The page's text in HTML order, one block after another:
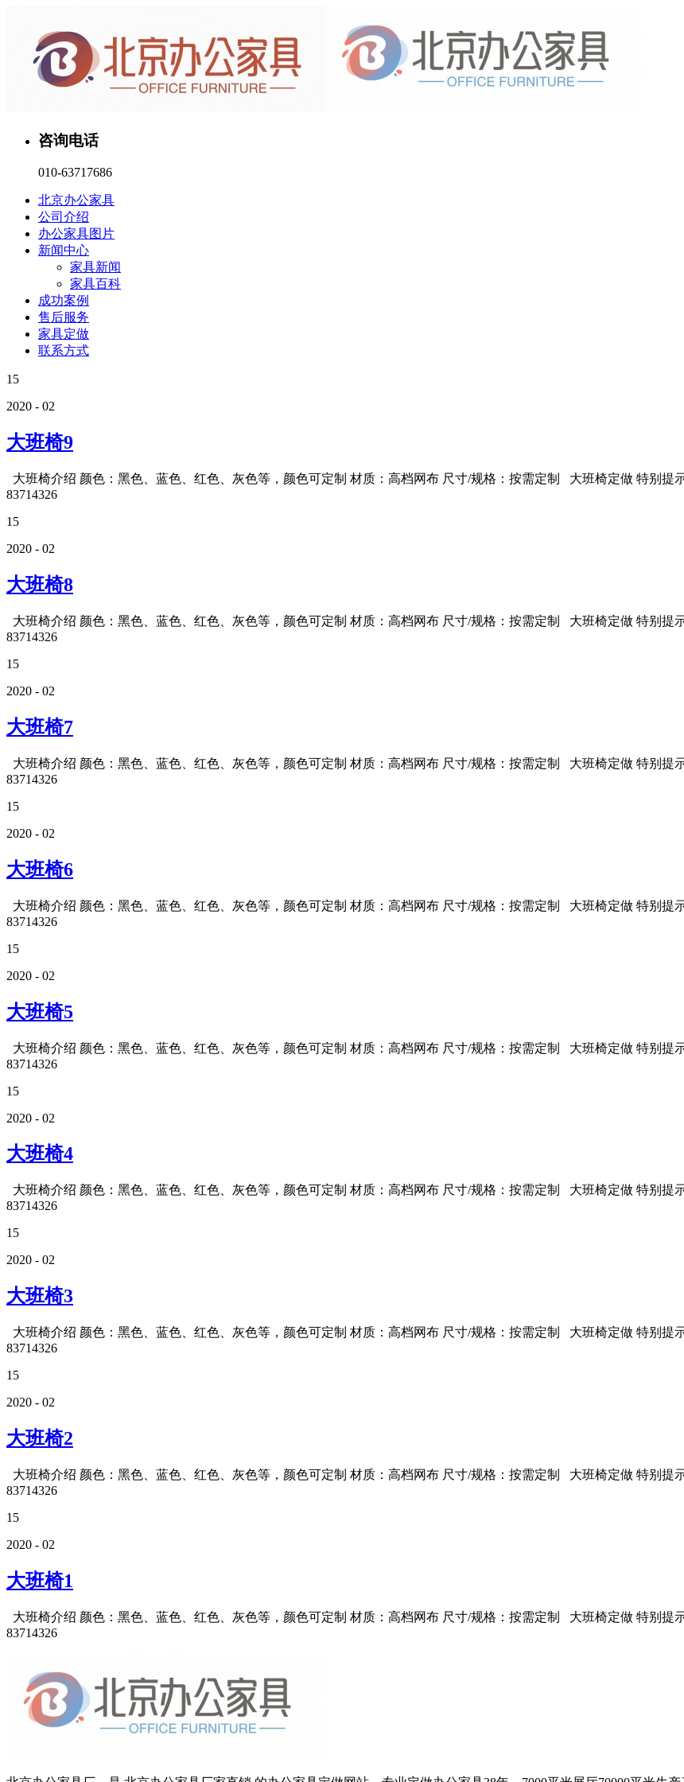
咨询电话
010-63717686
北京办公家具
公司介绍
办公家具图片
新闻中心
家具新闻
家具百科
成功案例
售后服务
家具定做
联系方式
15
2020 - 02
大班椅9
大班椅介绍 颜色：黑色、蓝色、红色、灰色等，颜色可定制 材质：高档网布 尺寸/规格：按需定制 大班椅定做 特别
83714326
15
2020 - 02
大班椅8
大班椅介绍 颜色：黑色、蓝色、红色、灰色等，颜色可定制 材质：高档网布 尺寸/规格：按需定制 大班椅定做 特别
83714326
15
2020 - 02
大班椅7
大班椅介绍 颜色：黑色、蓝色、红色、灰色等，颜色可定制 材质：高档网布 尺寸/规格：按需定制 大班椅定做 特别
83714326
15
2020 - 02
大班椅6
大班椅介绍 颜色：黑色、蓝色、红色、灰色等，颜色可定制 材质：高档网布 尺寸/规格：按需定制 大班椅定做 特别
83714326
15
2020 - 02
大班椅5
大班椅介绍 颜色：黑色、蓝色、红色、灰色等，颜色可定制 材质：高档网布 尺寸/规格：按需定制 大班椅定做 特别
83714326
15
2020 - 02
大班椅4
大班椅介绍 颜色：黑色、蓝色、红色、灰色等，颜色可定制 材质：高档网布 尺寸/规格：按需定制 大班椅定做 特别
83714326
15
2020 - 02
大班椅3
大班椅介绍 颜色：黑色、蓝色、红色、灰色等，颜色可定制 材质：高档网布 尺寸/规格：按需定制 大班椅定做 特别
83714326
15
2020 - 02
大班椅2
大班椅介绍 颜色：黑色、蓝色、红色、灰色等，颜色可定制 材质：高档网布 尺寸/规格：按需定制 大班椅定做 特别
83714326
15
2020 - 02
大班椅1
大班椅介绍 颜色：黑色、蓝色、红色、灰色等，颜色可定制 材质：高档网布 尺寸/规格：按需定制 大班椅定做 特别
83714326